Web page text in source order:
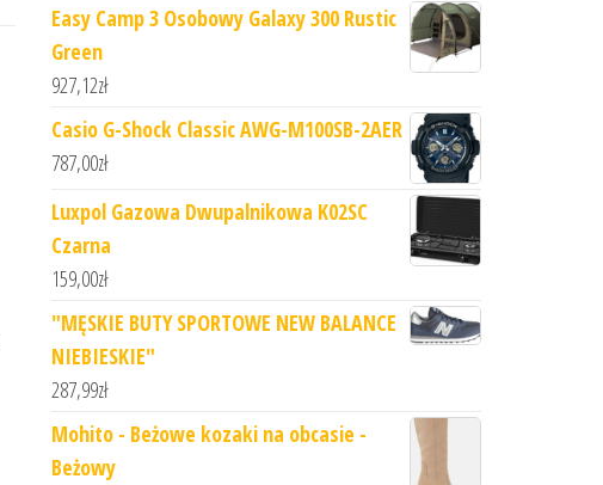
Easy Camp 3 Osobowy Galaxy 300 Rustic
Green
927,12zł
Casio G-Shock Classic AWG-M100SB-2AER
787,00zł
Luxpol Gazowa Dwupalnikowa K02SC
Czarna
159,00zł
"MĘSKIE BUTY SPORTOWE NEW BALANCE
NIEBIESKIE"
287,99zł
Mohito - Beżowe kozaki na obcasie -
Beżowy